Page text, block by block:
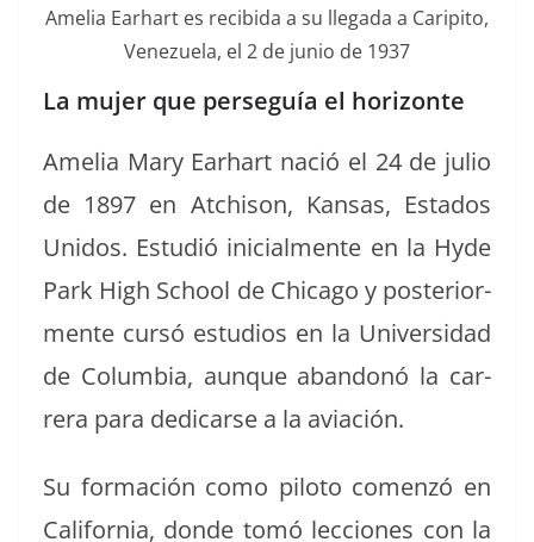
Amelia Earhart es recibi­da a su lle­ga­da a Carip­i­to,
Venezuela, el 2 de junio de 1937
La mujer que perseguía el horizonte
Amelia Mary Earhart nació el 24 de julio
de 1897 en Atchi­son, Kansas, Esta­dos
Unidos. Estudió ini­cial­mente en la Hyde
Park High School de Chica­go y pos­te­ri­or­
mente cursó estu­dios en la Uni­ver­si­dad
de Colum­bia, aunque aban­donó la car­
rera para dedi­carse a la aviación.
Su for­ma­ción como pilo­to comen­zó en
Cal­i­for­nia, donde tomó lec­ciones con la